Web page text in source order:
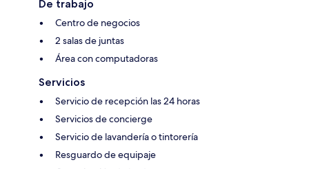
De trabajo
Centro de negocios
2 salas de juntas
Área con computadoras
Servicios
Servicio de recepción las 24 horas
Servicios de concierge
Servicio de lavandería o tintorería
Resguardo de equipaje